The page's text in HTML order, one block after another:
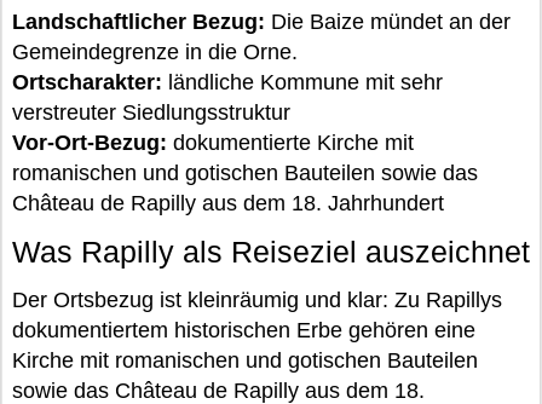
Landschaftlicher Bezug: Die Baize mündet an der
Gemeindegrenze in die Orne.
Ortscharakter: ländliche Kommune mit sehr
verstreuter Siedlungsstruktur
Vor-Ort-Bezug: dokumentierte Kirche mit
romanischen und gotischen Bauteilen sowie das
Château de Rapilly aus dem 18. Jahrhundert
Was Rapilly als Reiseziel auszeichnet
Der Ortsbezug ist kleinräumig und klar: Zu Rapillys
dokumentiertem historischen Erbe gehören eine
Kirche mit romanischen und gotischen Bauteilen
sowie das Château de Rapilly aus dem 18.